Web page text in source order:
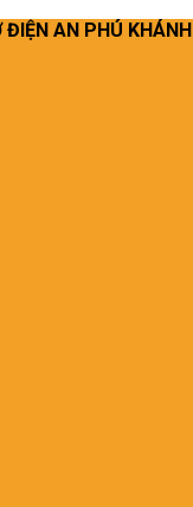
ĐIỆN AN PHÚ KHÁNH